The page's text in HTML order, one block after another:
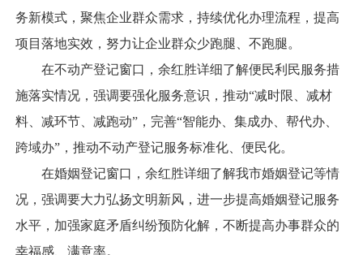
务新模式，聚焦企业群众需求，持续优化办理流程，提高
项目落地实效，努力让企业群众少跑腿、不跑腿。
在不动产登记窗口，余红胜详细了解便民利民服务措
施落实情况，强调要强化服务意识，推动“减时限、减材
料、减环节、减跑动”，完善“智能办、集成办、帮代办、
跨域办”，推动不动产登记服务标准化、便民化。
在婚姻登记窗口，余红胜详细了解我市婚姻登记等情
况，强调要大力弘扬文明新风，进一步提高婚姻登记服务
水平，加强家庭矛盾纠纷预防化解，不断提高办事群众的
幸福感、满意率。